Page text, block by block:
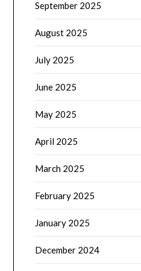
September 2025
August 2025
July 2025
June 2025
May 2025
April 2025
March 2025
February 2025
January 2025
December 2024